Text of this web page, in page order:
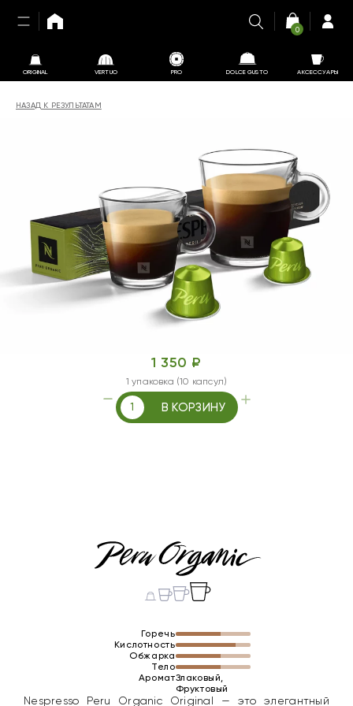
ORIGINAL VERTUO PRO DOLCE GUSTO АКСЕССУАРЫ
0
НАЗАД К РЕЗУЛЬТАТАМ
1 350 ₽
1 упаковка (10 капсул)
В КОРЗИНУ
Горечь
Кислотность
Обжарка
Тело
АроматЗлаковый,
Фруктовый
Nespresso Peru Organic Original — это элегантный